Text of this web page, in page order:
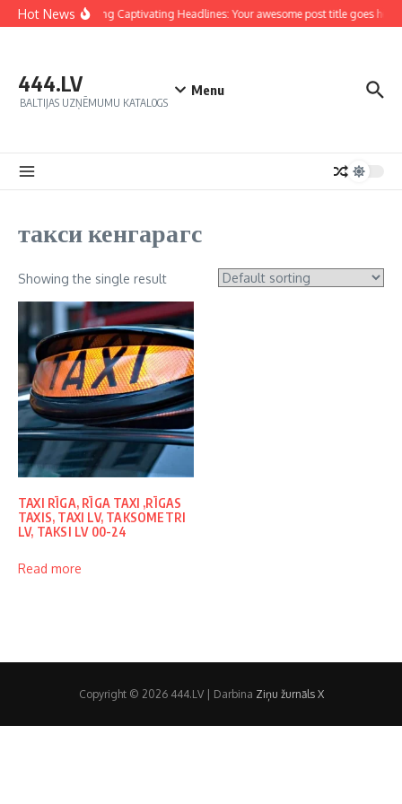
Hot NewsCrafting Captivating Headlines: Your awesome post title goes here
444.LV
BALTIJAS UZŅĒMUMU KATALOGS
Menu
такси кенгарагс
Showing the single result
TAXI RĪGA, RĪGA TAXI ,RĪGAS
TAXIS, TAXI LV, TAKSOMETRI
LV, TAKSI LV 00-24
Read more
Copyright © 2026 444.LV | Darbina Ziņu žurnāls X